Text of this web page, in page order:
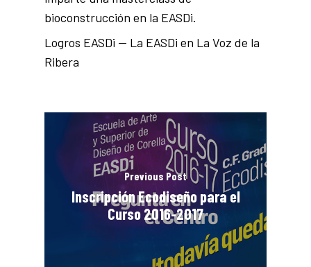
bioconstrucción en la EASDi.
Logros EASDi — La EASDi en La Voz de la
Ribera
Previous Post
Inscripción Ecodiseño para el
Curso 2016-2017